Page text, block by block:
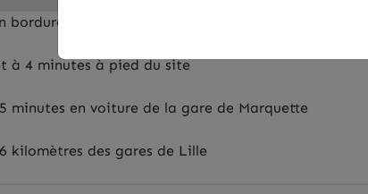
bordure de la rocade Nord Ouest
à 4 minutes à pied du site
5 minutes en voiture de la gare de Marquette
kilomètres des gares de Lille